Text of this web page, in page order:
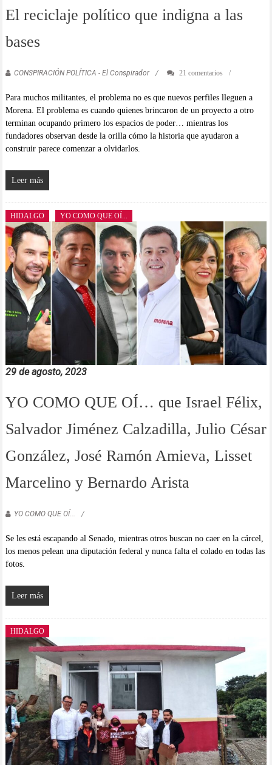
El reciclaje político que indigna a las
bases
CONSPIRACIÓN POLÍTICA - El Conspirador 21 comentarios
Para muchos militantes, el problema no es que nuevos perfiles lleguen a
Morena. El problema es cuando quienes brincaron de un proyecto a otro
terminan ocupando primero los espacios de poder… mientras los
fundadores observan desde la orilla cómo la historia que ayudaron a
construir parece comenzar a olvidarlos.
Leer más
HIDALGO YO COMO QUE OÍ...
29 de agosto, 2023
YO COMO QUE OÍ… que Israel Félix,
Salvador Jiménez Calzadilla, Julio César
González, José Ramón Amieva, Lisset
Marcelino y Bernardo Arista
YO COMO QUE OÍ...
Se les está escapando al Senado, mientras otros buscan no caer en la cárcel,
los menos pelean una diputación federal y nunca falta el colado en todas las
fotos.
Leer más
HIDALGO